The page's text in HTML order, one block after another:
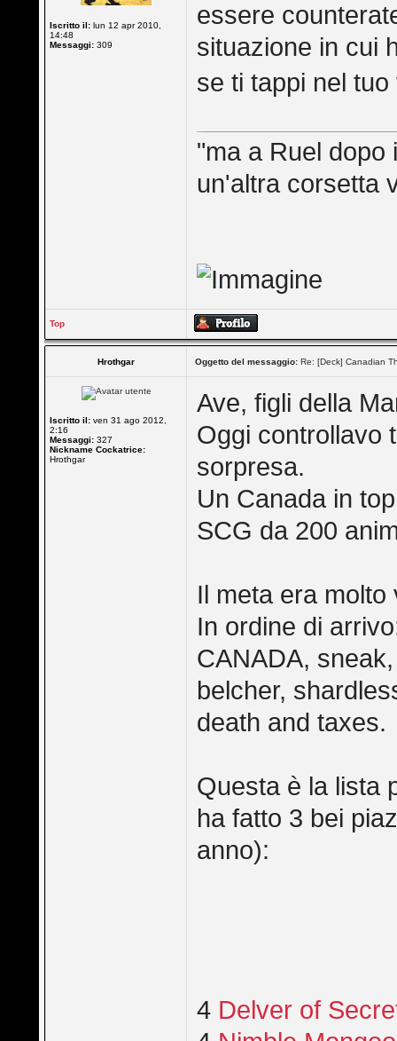
Iscritto il: lun 12 apr 2010,
14:48
Messaggi: 309
essere
situazione in cui
se ti tappi nel
"ma a Ruel dopo
un'altra corsetta
Top
Hrothgar Oggetto del messaggio: Re: [Deck] Canadian
Iscritto il: ven 31 ago 2012,
2:16
Messaggi: 327
Nickname Cockatrice:
Hrothgar
Ave, figli della
Oggi controllavo
sorpresa.
Un Canada in
SCG da 200
Il meta era molto
In ordine di
CANADA,
belcher,
death and taxes.
Questa è la lista
ha fatto 3 bei
anno):
4 Delver of